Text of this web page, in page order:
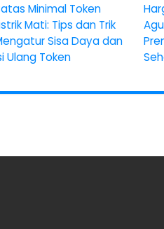
Minimal Token
Mati: Tips dan Trik
Sisa Daya dan
Ulang Token